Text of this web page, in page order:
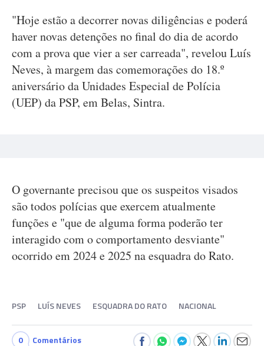
"Hoje estão a decorrer novas diligências e poderá
haver novas detenções no final do dia de acordo
com a prova que vier a ser carreada", revelou Luís
Neves, à margem das comemorações do 18.º
aniversário da Unidades Especial de Polícia
(UEP) da PSP, em Belas, Sintra.
O governante precisou que os suspeitos visados
são todos polícias que exercem atualmente
funções e "que de alguma forma poderão ter
interagido com o comportamento desviante"
ocorrido em 2024 e 2025 na esquadra do Rato.
PSP LUÍS NEVES ESQUADRA DO RATO NACIONAL
0 Comentários